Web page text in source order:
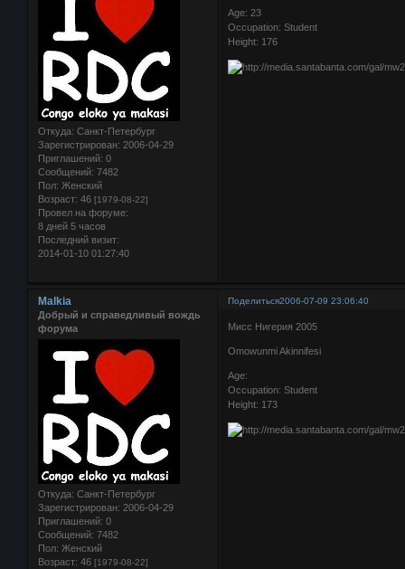
Откуда: Санкт-Петербург
Зарегистрирован: 2006-04-29
Приглашений: 0
Сообщений: 7482
Пол: Женский
Возраст: 46 [1979-08-22]
Провел на форуме:
8 дней 5 часов
Последний визит:
2014-01-10 01:27:40
Age: 23
Occupation: Student
Height: 176
Поделиться2006-07-09 23:06:40
Malkia
Добрый и справедливый вождь
форума
Откуда: Санкт-Петербург
Зарегистрирован: 2006-04-29
Приглашений: 0
Сообщений: 7482
Пол: Женский
Возраст: 46 [1979-08-22]
Мисс Нигерия 2005
Omowunmi Akinnifesi
Age:
Occupation: Student
Height: 173